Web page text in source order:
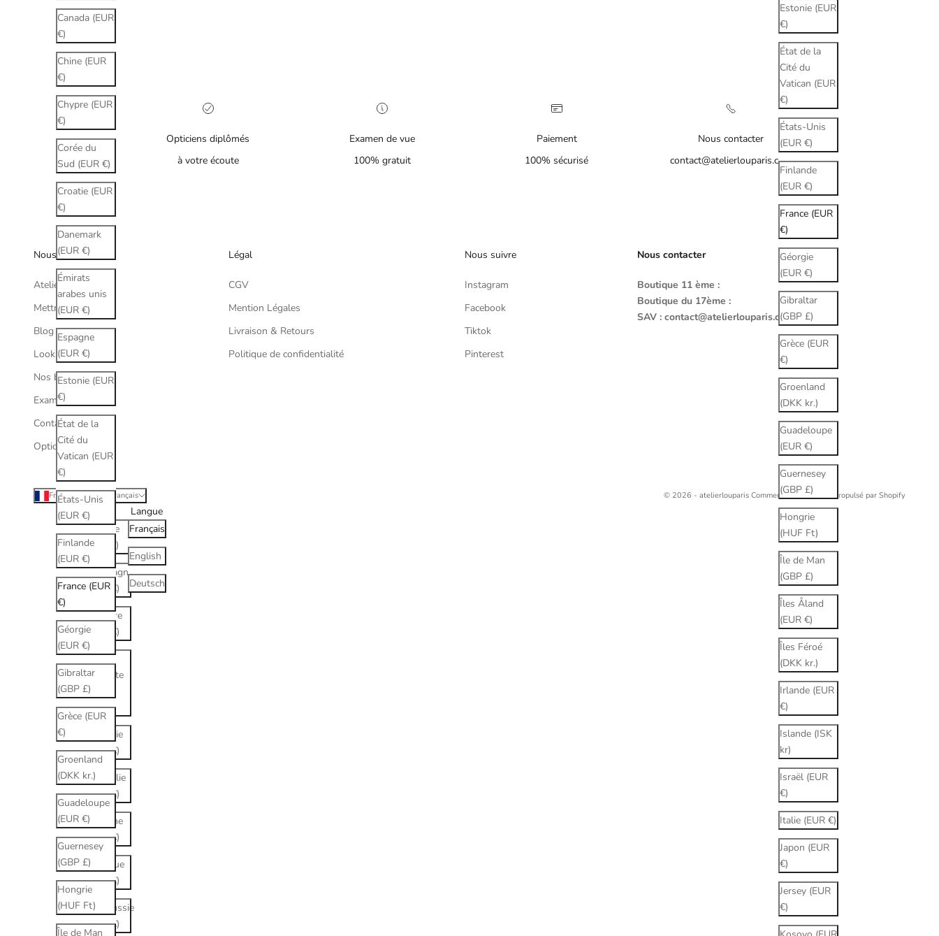
Estonie (EUR
€)
État de la
Cité du
Vatican (EUR
€)
États-Unis
(EUR €)
Finlande
(EUR €)
France (EUR
€)
Géorgie
(EUR €)
Gibraltar
(GBP £)
Grèce (EUR
€)
Groenland
(DKK kr.)
Guadeloupe
(EUR €)
Guernesey
(GBP £)
Hongrie
(HUF Ft)
Île de Man
(GBP £)
Îles Åland
(EUR €)
Îles Féroé
(DKK kr.)
Irlande (EUR
€)
Islande (ISK
kr)
Israël (EUR
€)
Italie (EUR €)
Japon (EUR
€)
Jersey (EUR
€)
Canada (EUR
€)
Chine (EUR
€)
Chypre (EUR
€)
Corée du
Sud (EUR €)
Croatie (EUR
€)
Danemark
(EUR €)
Émirats
arabes unis
(EUR €)
Espagne
(EUR €)
Estonie (EUR
€)
État de la
Cité du
Vatican (EUR
€)
États-Unis
(EUR €)
Finlande
(EUR €)
France (EUR
€)
Géorgie
(EUR €)
Gibraltar
(GBP £)
Grèce (EUR
€)
Groenland
(DKK kr.)
Guadeloupe
(EUR €)
Guernesey
(GBP £)
Hongrie
(HUF Ft)
Île de Man
Opticiens diplômés
à votre écoute
Examen de vue
100% gratuit
Paiement
100% sécurisé
Nous contacter
contact@atelierlouparis.com
Nous
Atelier Lou Paris
Mettre à la vue
Blog
Lookbook
Nos boutiques
Examen de vue
Contactez nous
Opticien Paris 17
Légal
CGV
Mention Légales
Livraison & Retours
Politique de confidentialité
Nous suivre
Instagram
Facebook
Tiktok
Pinterest
Nous contacter
Boutique 11 ème :
Boutique du 17ème :
SAV : contact@atelierlouparis.com
France (EUR €)
Albanie
(ALL L)
Allemagne
(EUR €)
Andorre
(EUR €)
Arabie
saoudite
(SAR
ر.س)
Arménie
(EUR €)
Australie
(EUR €)
Autriche
(EUR €)
Belgique
(EUR €)
Biélorussie
(EUR €)
Français
Langue
Français
English
Deutsch
© 2026 - atelierlouparis Commerce électronique propulsé par Shopify